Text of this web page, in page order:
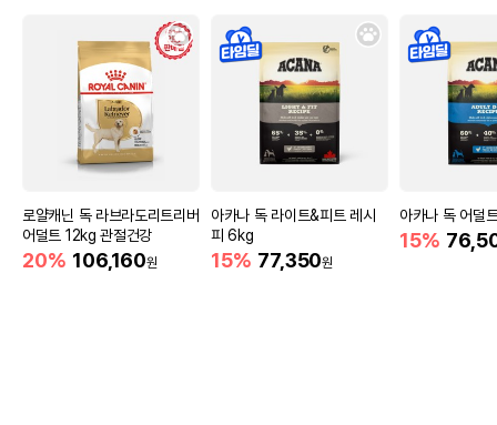
로얄캐닌 독 라브라도리트리버
어덜트 12kg 관절건강
20% 106,160원
아카나 독 라이트&피트 레시
피 6kg
15% 77,350원
아카나 독 어덜
15%